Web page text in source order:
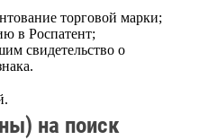
торговой марки;
в Роспатент;
свидетельство о
на поиск